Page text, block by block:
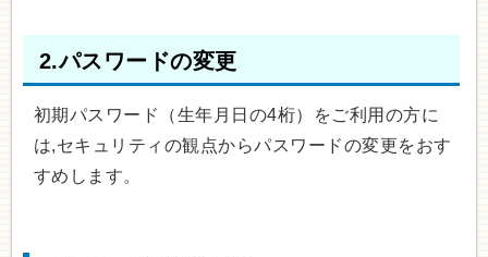
2.パスワードの変更
初期パスワード（生年月日の4桁）をご利用の方に
は,セキュリティの観点からパスワードの変更をおす
すめします。